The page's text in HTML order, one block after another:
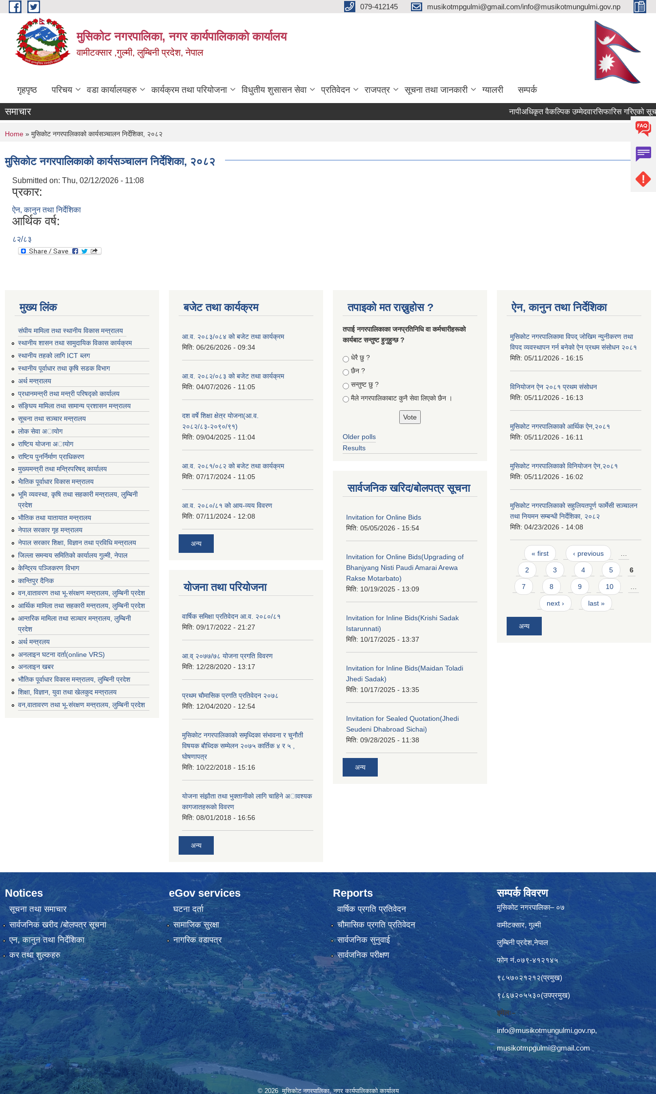
Skip to main content 079-412145 musikotmpgulmi@gmail.com/info@musikotmungulmi.gov.np
मुसिकोट नगरपालिका, नगर कार्यपालिकाकाे कार्यालय
वामीटक्सार ,गुल्मी, लुम्बिनी प्रदेश, नेपाल
गृहपृष्ठ परिचय वडा कार्यालयहरु कार्यक्रम तथा परियोजना विधुतीय शुसासन सेवा प्रतिवेदन राजपत्र सूचना तथा जानकारी ग्यालरी सम्पर्क
समाचार नापीअधिकृत वैकल्पिक उम्मेदवारसिफारिस गरिएको सूचना।
You are here
Home » मुसिकोट नगरपालिकाको कार्यसञ्चालन निर्देशिका, २०८२
मुसिकोट नगरपालिकाको कार्यसञ्चालन निर्देशिका, २०८२
Submitted on: Thu, 02/12/2026 - 11:08
प्रकार:
ऐन, कानुन तथा निर्देशिका
आर्थिक वर्ष:
८२/८३
मुख्य लिंक
संघीय मामिला तथा स्थानीय विकास मन्त्रालय
स्थानीय शासन तथा सामुदायिक विकास कार्यक्रम
स्थानीय तहको लागि ICT ब्लग
स्थानीय पूर्वाधार तथा कृषि सडक विभाग
अर्थ मन्त्रालय
प्रधानमन्त्री तथा मन्त्री परिषद्काे कार्यालय
संङ्घिय मामिला तथा सामान्य प्रशासन मन्त्रालय
सूचना तथा सञ्चार मन्त्रालय
लाेक सेवा अायाेग
राष्टिय याेजना अायाेग
राष्टिय पुनर्निर्माण प्राधिकरण
मुख्यमन्त्री तथा मन्त्रिपरिषद् कार्यालय
भैातिक पूर्वाधार विकास मन्त्रालय
भूमि व्यवस्था, कृषि तथा सहकारी मन्त्रालय, लु्म्बिनी
प्रदेश
भाैतिक तथा यातायात मन्त्रालय
नेपाल सरकार गृह मन्त्रालय
नेपाल सरकार शिक्षा, विज्ञान तथा प्रविधि मन्त्रालय
जिल्ला समन्वय समितिको कार्यालय गुल्मी, नेपाल
केन्द्रिय पञ्जिकरण विभाग
कान्तिपुर दैनिक
वन,वातावरण तथा भू-संरक्षण मन्त्रालय, लुम्बिनी प्रदेश
आर्थिक मामिला तथा सहकारी मन्त्रालय, लुम्बिनी प्रदेश
आन्तरिक मामिला तथा सञ्चार मन्त्रालय, लुम्बिनी
प्रदेश
अर्थ मन्त्रलय
अनलाइन घटना दर्ता(online VRS)
अनलाइन खबर
भौतिक पूर्वाधार विकास मन्त्रालय, लुम्बिनी प्रदेश
शिक्षा, विज्ञान, युवा तथा खेलकुद मन्‍‍त्रालय
वन,वातावरण तथा भू-संरक्षण मन्त्रालय, लुम्बिनी प्रदेश
बजेट तथा कार्यक्रम
आ.व. २०८३/०८४ को बजेट तथा कार्यक्रम
मिति: 06/26/2026 - 09:34
आ.व. २०८२/०८३ को बजेट तथा कार्यक्रम
मिति: 04/07/2026 - 11:05
दश वर्षे शिक्षा क्षेत्र योजना(आ.व.
२०८२/८३-२०९०/९१)
मिति: 09/04/2025 - 11:04
आ.व. २०८१/०८२ को बजेट तथा कार्यक्रम
मिति: 07/17/2024 - 11:05
आ.व. २०८०/८१ को आय-व्यय विवरण
मिति: 07/11/2024 - 12:08
अन्य
योजना तथा परियोजना
वार्षिक समिक्षा प्रतिवेदन आ.व. २०८०/८१
मिति: 09/17/2022 - 21:27
आ.व् २०७७/७८ योजना प्रगति विवरण
मिति: 12/28/2020 - 13:17
प्रथम चाैमासिक प्रगति प्रतिवेदन २०७८
मिति: 12/04/2020 - 12:54
मुसिकाेट नगरपालिकाकाे समृध्दिका संभावना र चुनाैती
विषयक बाैध्दिक सम्मेलन २०७५ कार्तिक ४ र ५ ,
घाेषणापत्र
मिति: 10/22/2018 - 15:16
याेजना संझाैता तथा भुक्तानीकाे लागि चाहिने अावश्यक
कागजातहरूकाे विवरण
मिति: 08/01/2018 - 16:56
अन्य
तपाइको मत राख्नुहोस ?
तपा‌ई नगरपालिकाका जनप्रतिनिधि वा कर्मचारीहरूकाे
कार्यबाट सन्तुष्ट हुनुहुन्छ ?
Choices
धेरै छु ?
छैन ?
सन्तुष्ट छु ?
मैले नगरपालिकाबाट कुनै सेवा लिएकाे छैन ।
Older polls
Results
सार्वजनिक खरिद/बोलपत्र सूचना
Invitation for Online Bids
मिति: 05/05/2026 - 15:54
Invitation for Online Bids(Upgrading of
Bhanjyang Nisti Paudi Amarai Arewa
Rakse Motarbato)
मिति: 10/19/2025 - 13:09
Invitation for Inline Bids(Krishi Sadak
Istarunnati)
मिति: 10/17/2025 - 13:37
Invitation for Inline Bids(Maidan Toladi
Jhedi Sadak)
मिति: 10/17/2025 - 13:35
Invitation for Sealed Quotation(Jhedi
Seudeni Dhabroad Sichai)
मिति: 09/28/2025 - 11:38
अन्य
ऐन, कानुन तथा निर्देशिका
मुसिकोट नगरपालिकामा विपद् जोखिम न्युनीकरण तथा
विपद व्यवस्थापन गर्न बनेको ऐन प्रथम संसोधन २०८१
मिति: 05/11/2026 - 16:15
विनियोजन ऐन २०८१ प्रथम संसोधन
मिति: 05/11/2026 - 16:13
मुसिकोट नगरपालिकाको आर्थिक ऐन,२०८१
मिति: 05/11/2026 - 16:11
मुसिकोट नगरपालिकाको विनियोजन ऐन,२०८१
मिति: 05/11/2026 - 16:02
मुसिकोट नगरपालिकाको सहुलियतपूर्ण फार्मेसी सञ्चालन
तथा नियमन सम्बन्धी निर्देशिका, २०८२
मिति: 04/23/2026 - 14:08
Pages
« first ‹ previous …
2 3 4 5 6
7 8 9 10 …
next › last »
अन्य
Notices
सूचना तथा समाचार
सार्वजनिक खरीद /बोलपत्र सूचना
एन, कानुन तथा निर्देशिका
कर तथा शुल्कहरु
eGov services
घटना दर्ता
सामाजिक सुरक्षा
नागरिक वडापत्र
Reports
वार्षिक प्रगति प्रतिवेदन
चौमासिक प्रगति प्रतिवेदन
सार्वजनिक सुनुवाई
सार्वजनिक परीक्षण
सम्पर्क विवरण
मुसिकोट नगरपालिका– ०७
वामीटक्सार, गुल्मी
लुम्बिनी प्रदेश,नेपाल
फोन नं.०७९-४१२१४५
९८५७०२१२१२(प्रमुख)
९८६७२०५५३०(उपप्रमुख)
इमेलः–
info@musikotmungulmi.gov.np,
musikotmpgulmi@gmail.com
© 2026 मुसिकोट नगरपालिका, नगर कार्यपालिकाकाे कार्यालय